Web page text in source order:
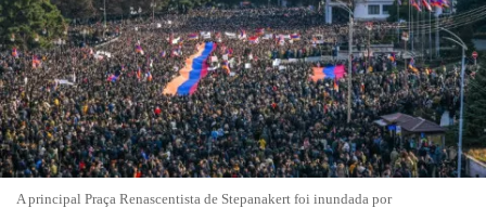
A principal Praça Renascentista de Stepanakert foi inundada por